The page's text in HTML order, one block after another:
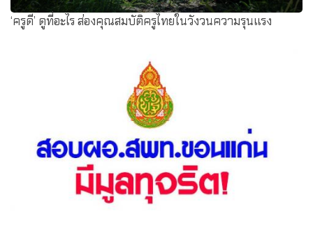
‘ครูดี’ ดูที่อะไร ส่องคุณสมบัติครูไทยในวังวนความรุนแรง